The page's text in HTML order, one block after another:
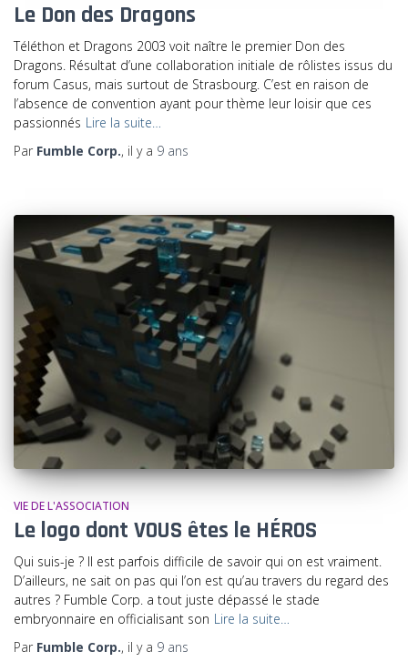
Le Don des Dragons
Téléthon et Dragons 2003 voit naître le premier Don des
Dragons. Résultat d’une collaboration initiale de rôlistes issus du
forum Casus, mais surtout de Strasbourg. C’est en raison de
l’absence de convention ayant pour thème leur loisir que ces
passionnés Lire la suite…
Par Fumble Corp., il y a 9 ans
VIE DE L'ASSOCIATION
Le logo dont VOUS êtes le HÉROS
Qui suis-je ? Il est parfois difficile de savoir qui on est vraiment.
D’ailleurs, ne sait on pas qui l’on est qu’au travers du regard des
autres ? Fumble Corp. a tout juste dépassé le stade
embryonnaire en officialisant son Lire la suite…
Par Fumble Corp., il y a 9 ans